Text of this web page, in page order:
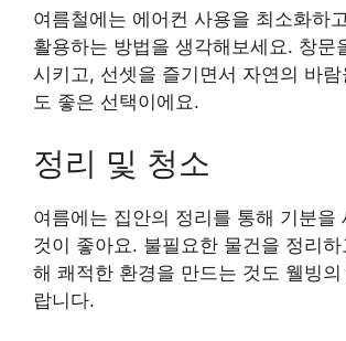
여름철에는 에어컨 사용을 최소화하
활용하는 방법을 생각해보세요. 창문
시키고, 선셋을 즐기면서 자연의 바람
도 좋은 선택이에요.
정리 및 청소
여름에는 집안의 정리를 통해 기분을
것이 좋아요. 불필요한 물건을 정리
해 쾌적한 환경을 만드는 것도 웰빙
랍니다.